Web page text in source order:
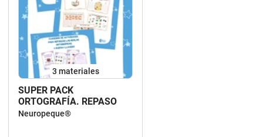
3 materiales
SUPER PACK
ORTOGRAFÍA. REPASO
Neuropeque®